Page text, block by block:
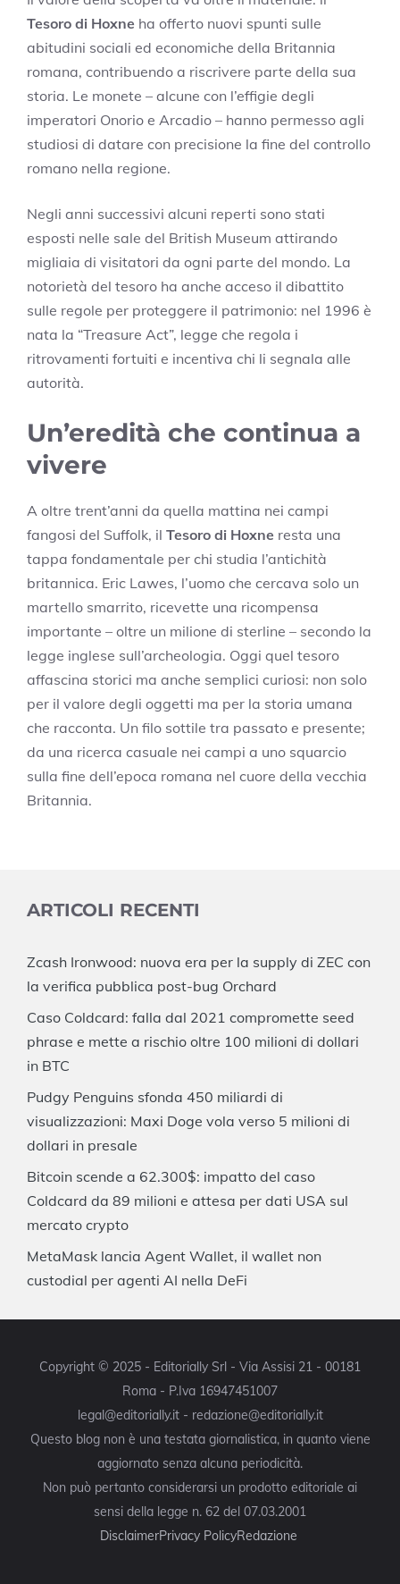
Tesoro di Hoxne ha offerto nuovi spunti sulle
abitudini sociali ed economiche della Britannia
romana, contribuendo a riscrivere parte della sua
storia. Le monete – alcune con l’effigie degli
imperatori Onorio e Arcadio – hanno permesso agli
studiosi di datare con precisione la fine del controllo
romano nella regione.
Negli anni successivi alcuni reperti sono stati
esposti nelle sale del British Museum attirando
migliaia di visitatori da ogni parte del mondo. La
notorietà del tesoro ha anche acceso il dibattito
sulle regole per proteggere il patrimonio: nel 1996 è
nata la “Treasure Act”, legge che regola i
ritrovamenti fortuiti e incentiva chi li segnala alle
autorità.
Un’eredità che continua a
vivere
A oltre trent’anni da quella mattina nei campi
fangosi del Suffolk, il Tesoro di Hoxne resta una
tappa fondamentale per chi studia l’antichità
britannica. Eric Lawes, l’uomo che cercava solo un
martello smarrito, ricevette una ricompensa
importante – oltre un milione di sterline – secondo la
legge inglese sull’archeologia. Oggi quel tesoro
affascina storici ma anche semplici curiosi: non solo
per il valore degli oggetti ma per la storia umana
che racconta. Un filo sottile tra passato e presente;
da una ricerca casuale nei campi a uno squarcio
sulla fine dell’epoca romana nel cuore della vecchia
Britannia.
ARTICOLI RECENTI
Zcash Ironwood: nuova era per la supply di ZEC con
la verifica pubblica post-bug Orchard
Caso Coldcard: falla dal 2021 compromette seed
phrase e mette a rischio oltre 100 milioni di dollari
in BTC
Pudgy Penguins sfonda 450 miliardi di
visualizzazioni: Maxi Doge vola verso 5 milioni di
dollari in presale
Bitcoin scende a 62.300$: impatto del caso
Coldcard da 89 milioni e attesa per dati USA sul
mercato crypto
MetaMask lancia Agent Wallet, il wallet non
custodial per agenti AI nella DeFi
Copyright © 2025 - Editorially Srl - Via Assisi 21 - 00181
Roma - P.Iva 16947451007
legal@editorially.it - redazione@editorially.it
Questo blog non è una testata giornalistica, in quanto viene
aggiornato senza alcuna periodicità.
Non può pertanto considerarsi un prodotto editoriale ai
sensi della legge n. 62 del 07.03.2001
DisclaimerPrivacy PolicyRedazione